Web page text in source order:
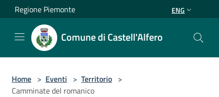
Salta al contenuto principale
Regione Piemonte ENG
Comune di Castell'Alfero
Home > Eventi > Territorio >
Camminate del romanico